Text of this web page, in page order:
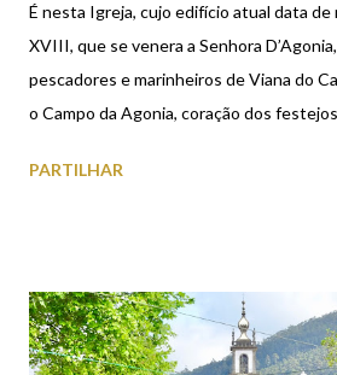
É nesta Igreja, cujo edifício atual data de
XVIII, que se venera a Senhora
pescadores e marinheiros de Viana do
o Campo da Agonia, coração dos festejos
cidade. Devido à pandemia da covid-19,
alternativos como a rádio, televisão e o
Santuário em oito imagens.
PARTILHAR